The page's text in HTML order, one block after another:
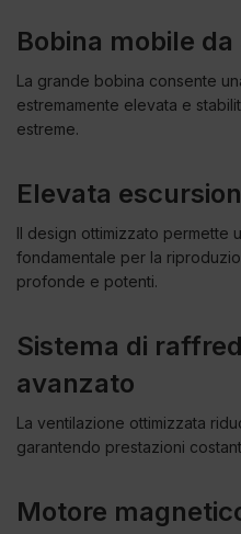
Bobina mobile da
La grande bobina consente
estremamente elevata e
estreme.
Elevata
Il design ottimizzato permette
fondamentale per la
profonde e potenti.
Sistema di
avanzato
La ventilazione ottimizzata
garantendo prestazioni
Motore